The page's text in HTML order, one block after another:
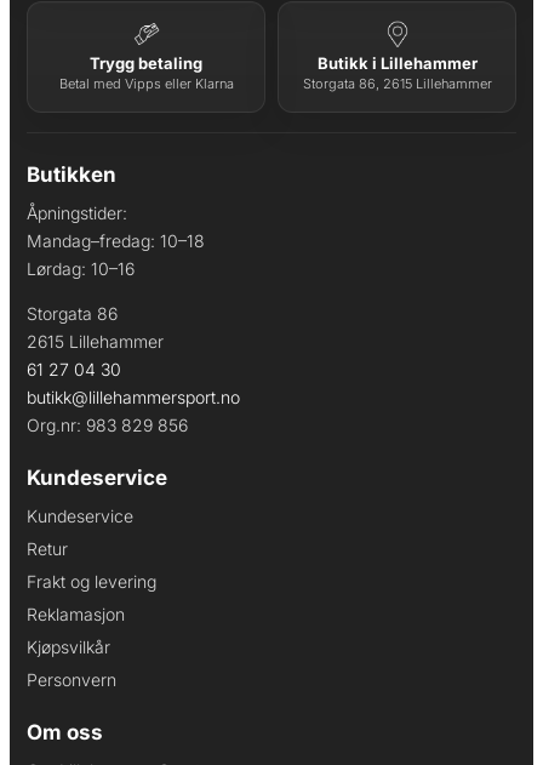
Trygg betaling
Betal med Vipps eller Klarna
Butikk i Lillehammer
Storgata 86, 2615 Lillehammer
Butikken
Åpningstider:
Mandag–fredag: 10–18
Lørdag: 10–16
Storgata 86
2615 Lillehammer
61 27 04 30
butikk@lillehammersport.no
Org.nr: 983 829 856
Kundeservice
Kundeservice
Retur
Frakt og levering
Reklamasjon
Kjøpsvilkår
Personvern
Om oss